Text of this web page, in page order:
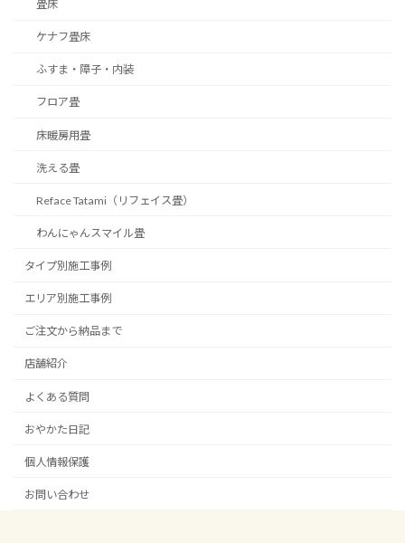
畳床
ケナフ畳床
ふすま・障子・内装
フロア畳
床暖房用畳
洗える畳
Reface Tatami（リフェイス畳）
わんにゃんスマイル畳
タイプ別施工事例
エリア別施工事例
ご注文から納品まで
店舗紹介
よくある質問
おやかた日記
個人情報保護
お問い合わせ